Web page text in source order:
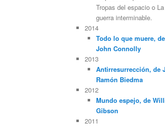
Tropas del espacio o La
guerra interminable.
2014
Todo lo que muere, de
John Connolly
2013
Antirresurrección, de
Ramón Biedma
2012
Mundo espejo, de
Gibson
2011